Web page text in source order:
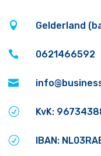
 Gelderland
 0621466592

R KvK:
R IBAN: